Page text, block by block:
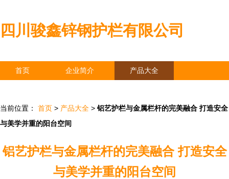
四川骏鑫锌钢护栏有限公司
首页 企业简介 产品大全
当前位置： 首页 > 产品大全 > 铝艺护栏与金属栏杆的完美融合 打造安全
与美学并重的阳台空间
铝艺护栏与金属栏杆的完美融合 打造安全
与美学并重的阳台空间